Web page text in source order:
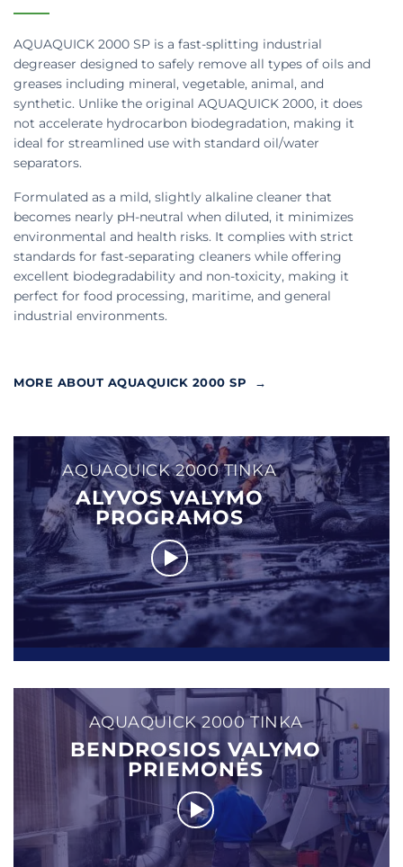
AQUAQUICK 2000 SP is a fast-splitting industrial
degreaser designed to safely remove all types of oils and
greases including mineral, vegetable, animal, and
synthetic. Unlike the original AQUAQUICK 2000, it does
not accelerate hydrocarbon biodegradation, making it
ideal for streamlined use with standard oil/water
separators.
Formulated as a mild, slightly alkaline cleaner that
becomes nearly pH-neutral when diluted, it minimizes
environmental and health risks. It complies with strict
standards for fast-separating cleaners while offering
excellent biodegradability and non-toxicity, making it
perfect for food processing, maritime, and general
industrial environments.
MORE ABOUT AQUAQUICK 2000 SP →
AQUAQUICK 2000 TINKA
ALYVOS VALYMO
PROGRAMOS
AQUAQUICK 2000 TINKA
BENDROSIOS VALYMO
PRIEMONĖS